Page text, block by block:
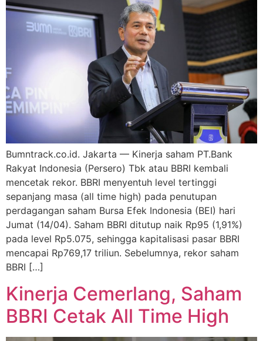
Bumntrack.co.id. Jakarta — Kinerja saham PT.Bank
Rakyat Indonesia (Persero) Tbk atau BBRI kembali
mencetak rekor. BBRI menyentuh level tertinggi
sepanjang masa (all time high) pada penutupan
perdagangan saham Bursa Efek Indonesia (BEI) hari
Jumat (14/04). Saham BBRI ditutup naik Rp95 (1,91%)
pada level Rp5.075, sehingga kapitalisasi pasar BBRI
mencapai Rp769,17 triliun. Sebelumnya, rekor saham
BBRI […]
Kinerja Cemerlang, Saham
BBRI Cetak All Time High